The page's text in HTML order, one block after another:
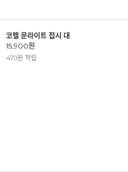
코렐 문라이트 접시 대
15,900원
470원 적립